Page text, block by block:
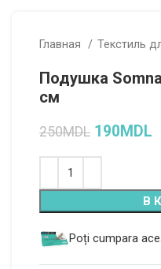
Главная Текстиль
Подушка
см
250MDL 190MDL
В
Alternative:
Poți cumpara